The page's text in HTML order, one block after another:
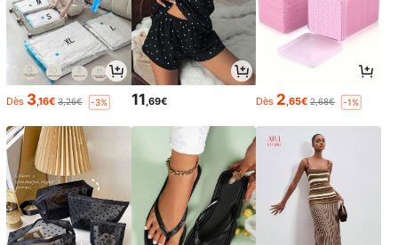
Dès 3,16€ 3,26€ -3% 11,69€ Dès 2,65€ 2,68€ -1%